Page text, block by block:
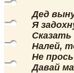
Дед
Я
Налей,
Не
Давай